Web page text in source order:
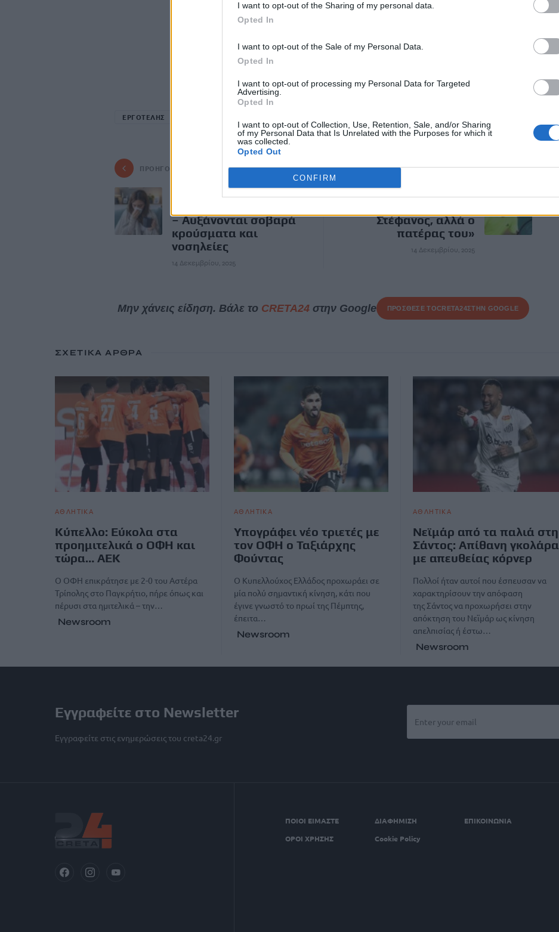
I want to opt-out of the Sharing of my personal data.
Opted In
I want to opt-out of the Sale of my Personal Data.
Opted In
I want to opt-out of processing my Personal Data for Targeted
Advertising.
Opted In
I want to opt-out of Collection, Use, Retention, Sale, and/or Sharing
of my Personal Data that Is Unrelated with the Purposes for which it
was collected.
Opted Out
CONFIRM
ΕΡΓΟΤΕΛΗΣ
ΠΡΟΗΓΟΎΜΕΝΟ
ECDC: Η εποχή της
– Αυξάνονται σοβαρά
κρούσματα και
νοσηλείες
14 Δεκεμβρίου, 2025
ΕΠΌΜΕΝΟ
Δικηγόρος Τσιτσιπά:
Στέφανος, αλλά ο
πατέρας του»
14 Δεκεμβρίου, 2025
Μην χάνεις είδηση. Βάλε το CRETA24στην Google ΠΡΟΣΘΕΣΕ ΤΟCRETA24ΣΤΗΝ GOOGLE
ΣΧΕΤΙΚΆ ΆΡΘΡΑ
ΑΘΛΗΤΙΚΑ
Κύπελλο: Εύκολα στα
προημιτελικά ο ΟΦΗ και
τώρα… ΑΕΚ
Ο ΟΦΗ επικράτησε με 2-0 του Αστέρα
Τρίπολης στο Παγκρήτιο, πήρε όπως και
πέρυσι στα ημιτελικά – την…
Newsroom
ΑΘΛΗΤΙΚΑ
Υπογράφει νέο τριετές με
τον ΟΦΗ ο Ταξιάρχης
Φούντας
O Κυπελλούχος Ελλάδος προχωράει σε
μία πολύ σημαντική κίνηση, κάτι που
έγινε γνωστό το πρωί της Πέμπτης,
έπειτα…
Newsroom
ΑΘΛΗΤΙΚΑ
Νεϊμάρ από τα παλιά στη
Σάντος: Απίθανη γκολάρα
με απευθείας κόρνερ
Πολλοί ήταν αυτοί που έσπευσαν να
χαρακτηρίσουν την απόφαση
της Σάντος να προχωρήσει στην
απόκτηση του Νεϊμάρ ως κίνηση
απελπισίας ή έστω…
Newsroom
Εγγραφείτε στο Newsletter
Εγγραφείτε στις ενημερώσεις του creta24.gr
ΠΟΙΟΙ ΕΙΜΑΣΤΕ ΔΙΑΦΗΜΙΣΗ
ΕΠΙΚΟΙΝΩΝΙΑ
ΟΡΟΙ ΧΡΗΣΗΣ
Cookie Policy